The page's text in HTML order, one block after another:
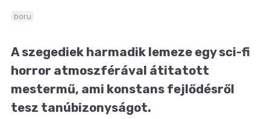
MÁSVILÁG
BLOG
boru
A szegediek harmadik lemeze egy sci-fi
horror atmoszférával átitatott
mestermű, ami konstans fejlődésről
tesz tanúbizonyságot.